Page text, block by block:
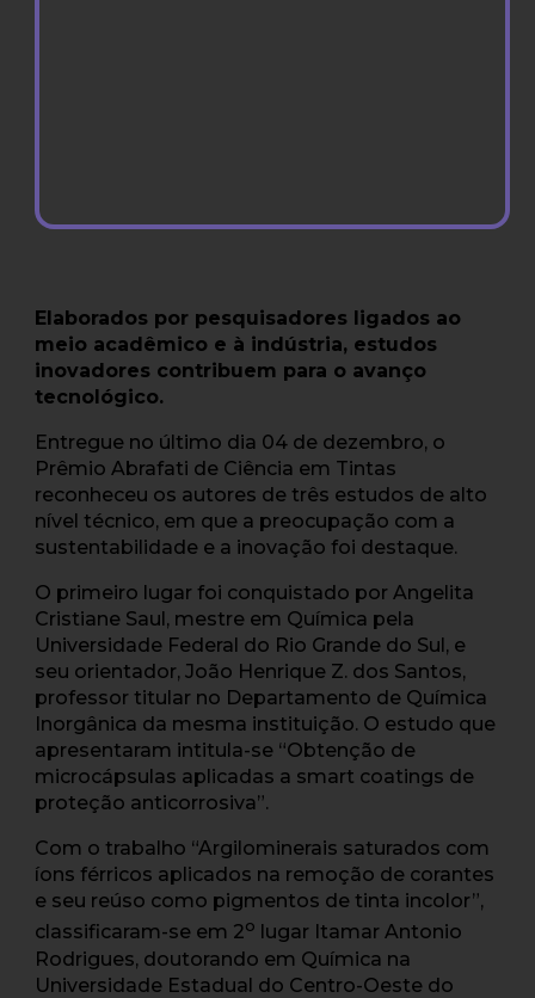
Elaborados por pesquisadores ligados ao
meio acadêmico e à indústria, estudos
inovadores contribuem para o avanço
tecnológico.
Entregue no último dia 04 de dezembro, o
Prêmio Abrafati de Ciência em Tintas
reconheceu os autores de três estudos de alto
nível técnico, em que a preocupação com a
sustentabilidade e a inovação foi destaque.
O primeiro lugar foi conquistado por Angelita
Cristiane Saul, mestre em Química pela
Universidade Federal do Rio Grande do Sul, e
seu orientador, João Henrique Z. dos Santos,
professor titular no Departamento de Química
Inorgânica da mesma instituição. O estudo que
apresentaram intitula-se “Obtenção de
microcápsulas aplicadas a smart coatings de
proteção anticorrosiva”.
Com o trabalho “Argilominerais saturados com
íons férricos aplicados na remoção de corantes
e seu reúso como pigmentos de tinta incolor”,
classificaram-se em 2o
lugar Itamar Antonio
Rodrigues, doutorando em Química na
Universidade Estadual do Centro-Oeste do